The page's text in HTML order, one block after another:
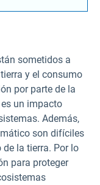
sometidos a
y el consumo
por parte de la
un impacto
Además,
son difíciles
la tierra. Por lo
para proteger